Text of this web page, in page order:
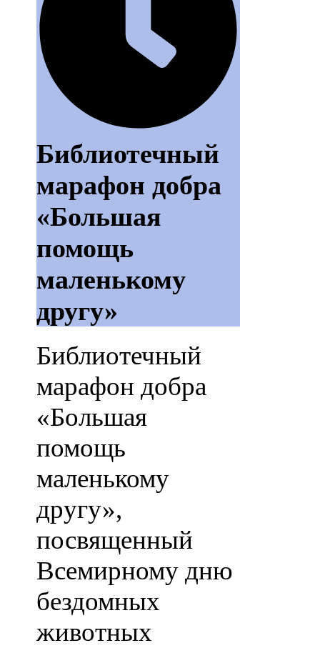
Библиотечный
марафон добра
«Большая
помощь
маленькому
другу»
Библиотечный
марафон добра
«Большая
помощь
маленькому
другу»,
посвященный
Всемирному дню
бездомных
животных